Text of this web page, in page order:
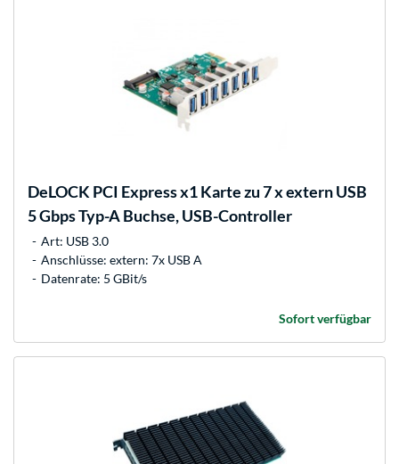
DeLOCK PCI Express x1 Karte zu 7 x extern USB
5 Gbps Typ-A Buchse, USB-Controller
Art: USB 3.0
Anschlüsse: extern: 7x USB A
Datenrate: 5 GBit/s
Sofort verfügbar